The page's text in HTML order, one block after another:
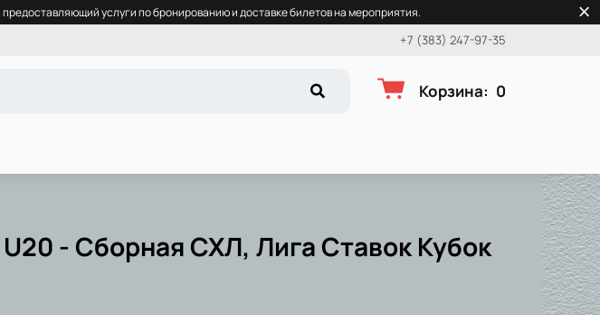
услуги по бронированию и доставке билетов на мероприятия.
+7 (383) 247-97-35
Корзина: 0
- Сборная СХЛ, Лига Ставок Кубок